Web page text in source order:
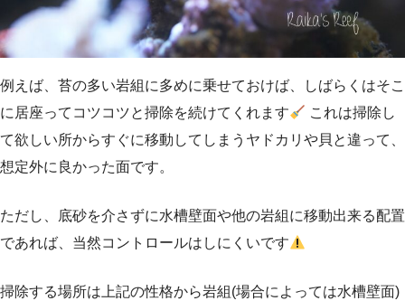
例えば、苔の多い岩組に多めに乗せておけば、しばらくはそこ
に居座ってコツコツと掃除を続けてくれます
これは掃除し
て欲しい所からすぐに移動してしまうヤドカリや貝と違って、
想定外に良かった面です。
ただし、底砂を介さずに水槽壁面や他の岩組に移動出来る配置
であれば、当然コントロールはしにくいです
掃除する場所は上記の性格から岩組(場合によっては水槽壁面)